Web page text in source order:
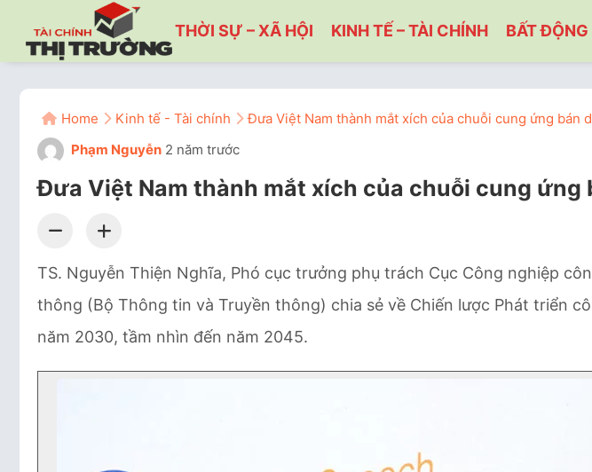
THỜI SỰ – XÃ HỘI KINH TẾ – TÀI CHÍNH BẤT ĐỘNG
Home Kinh tế - Tài chính
Đưa Việt Nam thành mắt xích của chuỗi cung ứng bán
Phạm Nguyễn 2 năm trước
Đưa Việt Nam thành mắt xích của chuỗi cung ứng
TS. Nguyễn Thiện Nghĩa, Phó cục trưởng phụ trách Cục Công nghiệp
thông (Bộ Thông tin và Truyền thông) chia sẻ về Chiến lược Phát triển
năm 2030, tầm nhìn đến năm 2045.